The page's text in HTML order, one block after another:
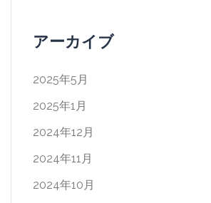
アーカイブ
2025年5月
2025年1月
2024年12月
2024年11月
2024年10月